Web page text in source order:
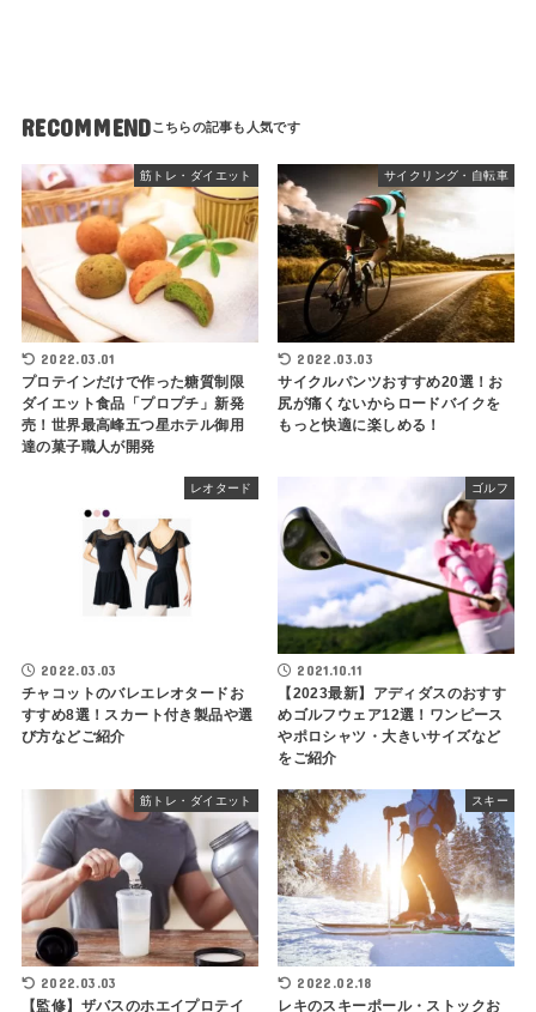
RECOMMEND
筋トレ・ダイエット
2022.03.01
プロテインだけで作った糖質制限
ダイエット食品「プロプチ」新発
売！世界最高峰五つ星ホテル御用
達の菓子職人が開発
サイクリング・自転車
2022.03.03
サイクルパンツおすすめ20選！お
尻が痛くないからロードバイクを
もっと快適に楽しめる！
レオタード
2022.03.03
チャコットのバレエレオタードお
すすめ8選！スカート付き製品や選
び方などご紹介
ゴルフ
2021.10.11
【2023最新】アディダスのおすす
めゴルフウェア12選！ワンピース
やポロシャツ・大きいサイズなど
をご紹介
筋トレ・ダイエット
2022.03.03
【監修】ザバスのホエイプロテイ
スキー
2022.02.18
レキのスキーポール・ストックお